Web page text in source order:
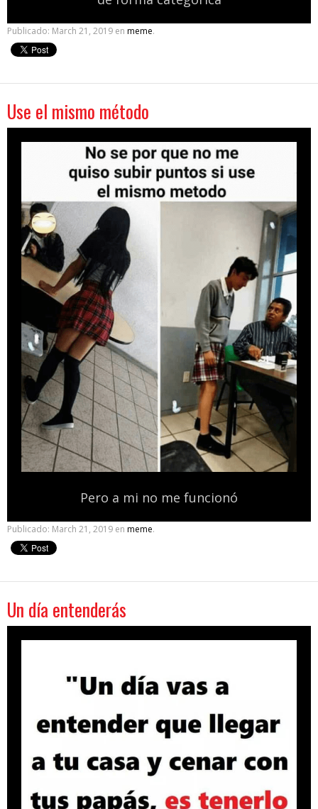
Publicado: March 21, 2019 en meme.
Use el mismo método
Pero a mi no me funcionó
Publicado: March 21, 2019 en meme.
Un día entenderás